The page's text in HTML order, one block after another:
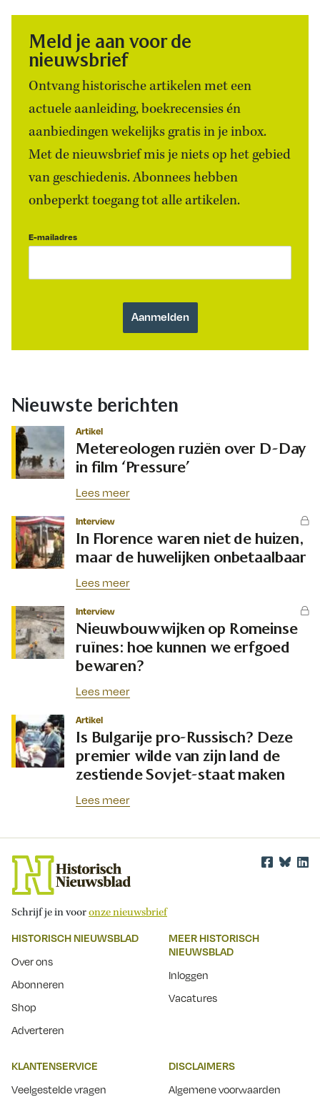
Meld je aan voor de
nieuwsbrief
Ontvang historische artikelen met een
actuele aanleiding, boekrecensies én
aanbiedingen wekelijks gratis in je inbox.
Met de nieuwsbrief mis je niets op het gebied
van geschiedenis. Abonnees hebben
onbeperkt toegang tot alle artikelen.
E-mailadres
Nieuwste berichten
Artikel
Metereologen ruziën over D-Day
in film ‘Pressure’
Lees meer
Interview
In Florence waren niet de huizen,
maar de huwelijken onbetaalbaar
Lees meer
Interview
Nieuwbouwwijken op Romeinse
ruïnes: hoe kunnen we erfgoed
bewaren?
Lees meer
Artikel
Is Bulgarije pro-Russisch? Deze
premier wilde van zijn land de
zestiende Sovjet-staat maken
Lees meer
Schrijf je in vooronze nieuwsbrief
HISTORISCH NIEUWSBLAD
Over ons
Abonneren
Shop
Adverteren
MEER HISTORISCH
NIEUWSBLAD
Inloggen
Vacatures
KLANTENSERVICE
Veelgestelde vragen
DISCLAIMERS
Algemene voorwaarden